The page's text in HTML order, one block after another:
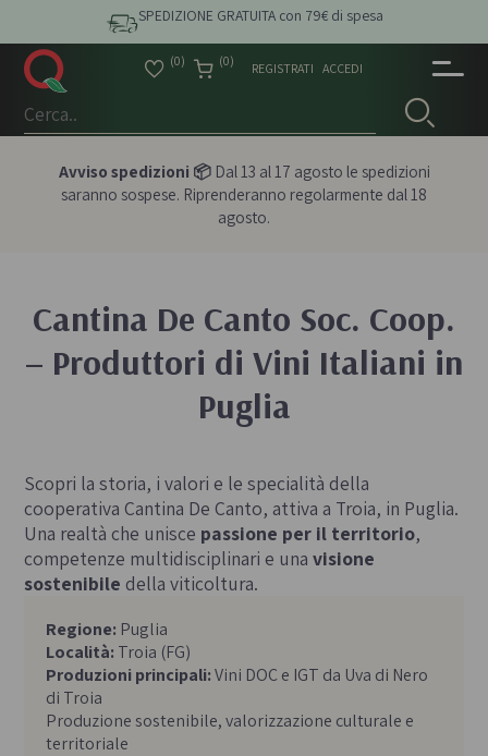
SPEDIZIONE GRATUITA con 79€ di spesa
(0) (0) REGISTRATI ACCEDI
Avviso spedizioni 📦Dal 13 al 17 agosto le spedizioni
saranno sospese. Riprenderanno regolarmente dal 18
agosto.
Cantina De Canto Soc. Coop.
– Produttori di Vini Italiani in
Puglia
Scopri la storia, i valori e le specialità della
cooperativa Cantina De Canto, attiva a Troia, in Puglia.
Una realtà che unisce passione per il territorio,
competenze multidisciplinari e unavisione
sostenibile della viticoltura.
Regione: Puglia
Località: Troia (FG)
Produzioni principali:Vini DOC e IGT da Uva di Nero
di Troia
Produzione sostenibile, valorizzazione culturale e
territoriale